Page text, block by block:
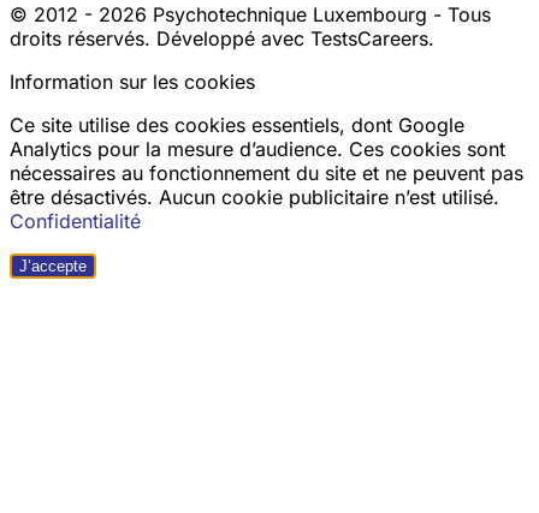
© 2012 - 2026 Psychotechnique Luxembourg - Tous
droits réservés. Développé avec TestsCareers.
Information sur les cookies
Ce site utilise des cookies essentiels, dont Google
Analytics pour la mesure d’audience. Ces cookies sont
nécessaires au fonctionnement du site et ne peuvent pas
être désactivés. Aucun cookie publicitaire n’est utilisé.
Confidentialité
J’accepte